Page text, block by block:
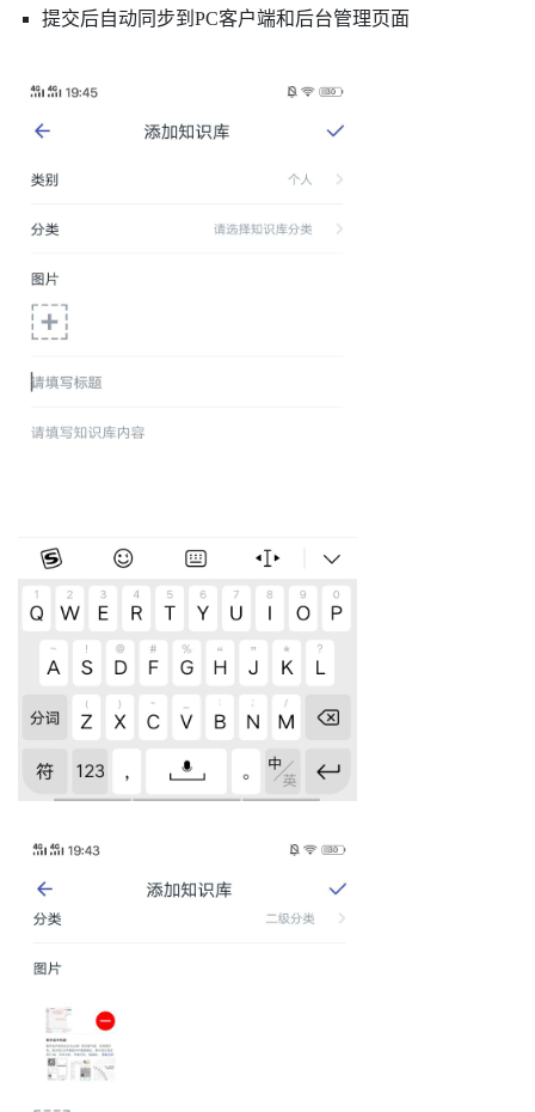
提交后自动同步到PC客户端和后台管理页面